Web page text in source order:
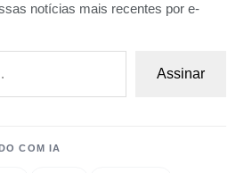
notícias mais recentes por e-
Assinar
COM IA